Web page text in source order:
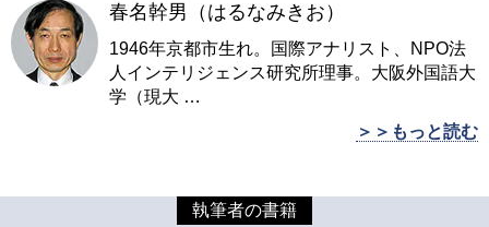
春名幹男（はるなみきお）
1946年京都市生れ。国際アナリスト、NPO法
人インテリジェンス研究所理事。大阪外国語大
学（現大 …
＞＞もっと読む
執筆者の書籍